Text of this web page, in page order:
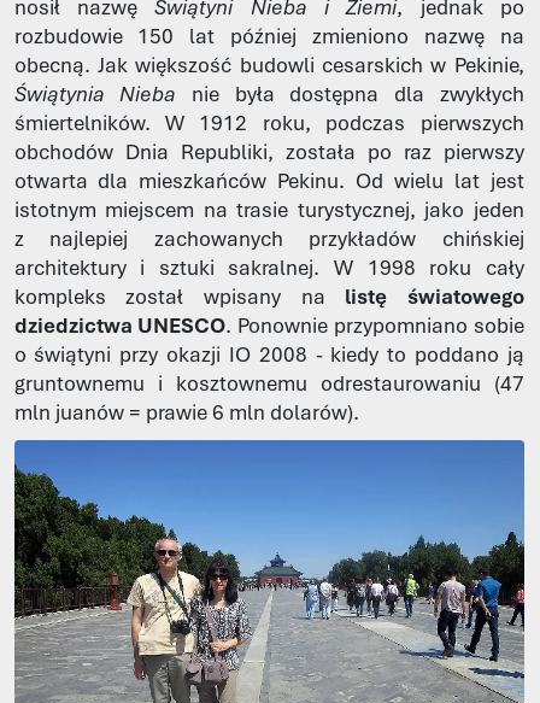
nosił nazwęŚwiątyni Nieba i Ziemi, jednak po
rozbudowie 150 lat później zmieniono nazwę na
obecną. Jak większość budowli cesarskich w Pekinie,
Świątynia Nieba nie była dostępna dla zwykłych
śmiertelników. W 1912 roku, podczas pierwszych
obchodów Dnia Republiki, została po raz pierwszy
otwarta dla mieszkańców Pekinu. Od wielu lat jest
istotnym miejscem na trasie turystycznej, jako jeden
z najlepiej zachowanych przykładów chińskiej
architektury i sztuki sakralnej. W 1998 roku cały
kompleks został wpisany na listę światowego
dziedzictwa UNESCO. Ponownie przypomniano sobie
o świątyni przy okazji IO 2008 - kiedy to poddano ją
gruntownemu i kosztownemu odrestaurowaniu (47
mln juanów = prawie 6 mln dolarów).